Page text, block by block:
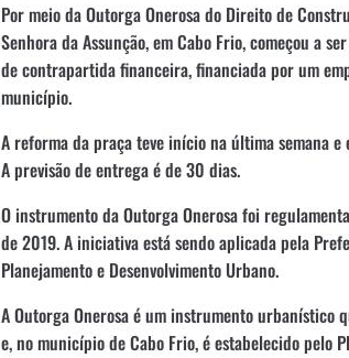
Por meio da Outorga Onerosa do Direito de
Senhora da Assunção, em Cabo Frio, começou a
de contrapartida financeira, financiada por um
município.
A reforma da praça teve início na última semana
A previsão de entrega é de 30 dias.
O instrumento da Outorga Onerosa foi
de 2019. A iniciativa está sendo aplicada pela
Planejamento e Desenvolvimento Urbano.
A Outorga Onerosa é um instrumento urbanístico
e, no município de Cabo Frio, é estabelecido pelo